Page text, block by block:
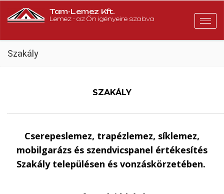
Tam-Lemez Kft.
Lemez - az Ön igényeire szabva
Szakály
SZAKÁLY
Cserepeslemez, trapézlemez, síklemez,
mobilgarázs és szendvicspanel értékesítés
Szakály településen és vonzáskörzetében.